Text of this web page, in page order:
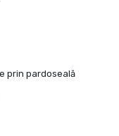
prin pardoseală